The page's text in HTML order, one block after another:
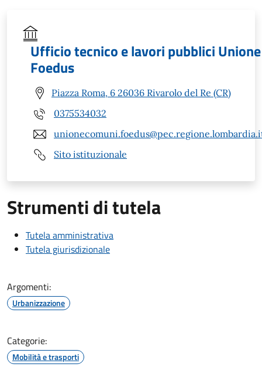
Ufficio tecnico e lavori pubblici Unione
Foedus
Piazza Roma, 6 26036 Rivarolo del Re (CR)
0375534032
Sito istituzionale
Strumenti di tutela
Tutela amministrativa
Tutela giurisdizionale
Argomenti:
Urbanizzazione
Categorie:
Mobilità e trasporti